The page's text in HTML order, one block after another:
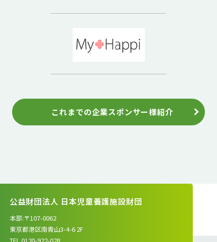
これまでの企業スポンサー様紹介
公益財団法人 日本児童養護施設財団
本部:〒107-0062
東京都港区南青山3-4-6 2F